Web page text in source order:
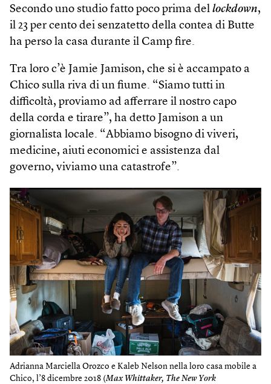
Secondo uno studio fatto poco prima del lockdown,
il 23 per cento dei senzatetto della contea di Butte
ha perso la casa durante il Camp fire.
Tra loro c’è Jamie Jamison, che si è accampato a
Chico sulla riva di un fiume. “Siamo tutti in
difficoltà, proviamo ad afferrare il nostro capo
della corda e tirare”, ha detto Jamison a un
giornalista locale. “Abbiamo bisogno di viveri,
medicine, aiuti economici e assistenza dal
governo, viviamo una catastrofe”.
Adrianna Marciella Orozco e Kaleb Ne​lson nella loro casa mobile a
Chico, l’8 dicembre 2018 (Max​ Whittaker, The New York